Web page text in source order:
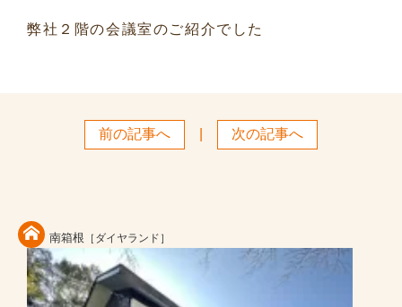
弊社２階の会議室のご紹介でした
前の記事へ 次の記事へ
南箱根 ［ダイヤランド］